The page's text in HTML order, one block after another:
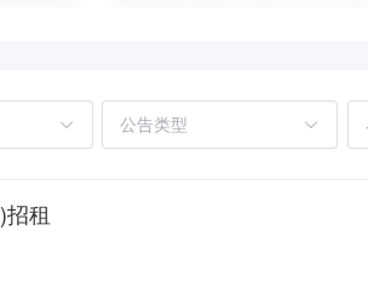
租